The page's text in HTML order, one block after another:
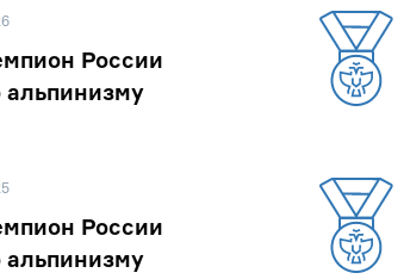
России
альпинизму
России
альпинизму